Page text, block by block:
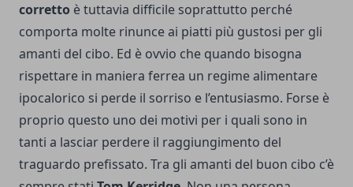
corretto è tuttavia difficile soprattutto perché
comporta molte rinunce ai piatti più gustosi per gli
amanti del cibo. Ed è ovvio che quando bisogna
rispettare in maniera ferrea un regime alimentare
ipocalorico si perde il sorriso e l’entusiasmo. Forse è
proprio questo uno dei motivi per i quali sono in
tanti a lasciar perdere il raggiungimento del
traguardo prefissato. Tra gli amanti del buon cibo c’è